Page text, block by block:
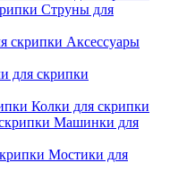
Струны для
Аксессуары
Колки для скрипки
Машинки для
Мостики для